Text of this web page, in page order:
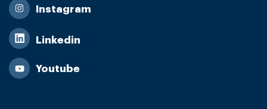
Instagram
Linkedin
Youtube